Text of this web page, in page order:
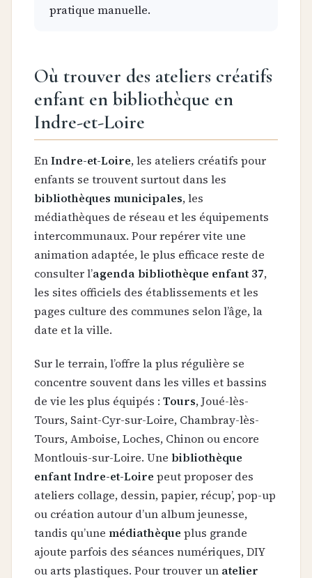
pratique manuelle.
Où trouver des ateliers créatifs
enfant en bibliothèque en
Indre-et-Loire
EnIndre-et-Loire, les ateliers créatifs pour
enfants se trouvent surtout dans les
bibliothèques municipales, les
médiathèques de réseau et les équipements
intercommunaux. Pour repérer vite une
animation adaptée, le plus efficace reste de
consulter l’agenda bibliothèque enfant 37,
les sites officiels des établissements et les
pages culture des communes selon l’âge, la
date et la ville.
Sur le terrain, l’offre la plus régulière se
concentre souvent dans les villes et bassins
de vie les plus équipés : Tours, Joué-lès-
Tours, Saint-Cyr-sur-Loire, Chambray-lès-
Tours, Amboise, Loches, Chinon ou encore
Montlouis-sur-Loire. Une bibliothèque
enfant Indre-et-Loire peut proposer des
ateliers collage, dessin, papier, récup’, pop-up
ou création autour d’un album jeunesse,
tandis qu’une médiathèque plus grande
ajoute parfois des séances numériques, DIY
ou arts plastiques. Pour trouver un atelier